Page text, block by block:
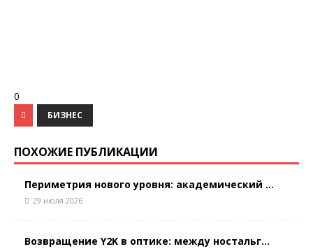
0
БИЗНЕС
ПОХОЖИЕ ПУБЛИКАЦИИ
Периметрия нового уровня: академический ...
29 июля 2026
Возвращение Y2K в оптике: между ностальг...